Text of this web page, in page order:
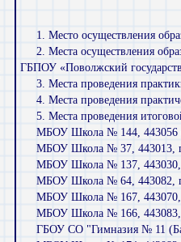
1. Место осуществления
2. Места осуществления
ГБПОУ «Поволжский
3. Места проведения
4. Места проведения
5. Места проведения
МБОУ Школа № 144, 443056
МБОУ Школа № 37, 443013, г.
МБОУ Школа № 137, 443030,
МБОУ Школа № 64, 443082,
МБОУ Школа № 167, 443070,
МБОУ Школа № 166, 443083,
ГБОУ СО "Гимназия № 11